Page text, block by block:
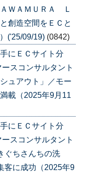
ＷＡＭＵＲＡ Ｌ
創造空間をＥＣと
('25/09/19) (0842)
にＥＣサイト分
スコンサルタント
ュアウト」／モー
載（2025年9月11
にＥＣサイト分
スコンサルタント
ちさんちの洗
客に成功（2025年9